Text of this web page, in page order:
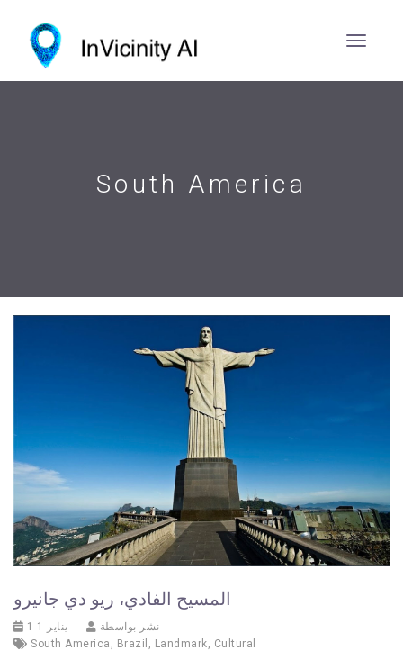
South America
المسيح الفادي، ريو دي جانيرو
1 يناير 1
نشر بواسطة
South America
Brazil Landmark Cultural